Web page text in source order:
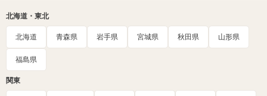
北海道・東北
北海道 青森県 岩手県 宮城県 秋田県 山形県
福島県
関東